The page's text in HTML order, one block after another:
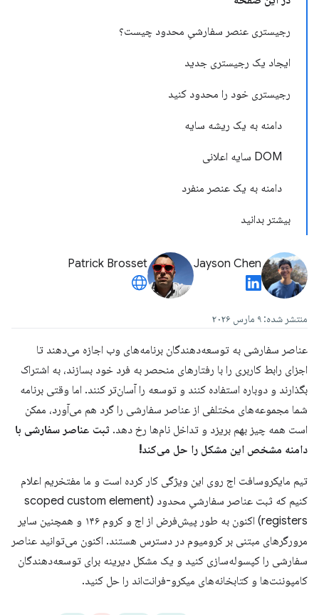
رجیستری عنصر سفارشیِ محدود چیست؟
ایجاد یک رجیستری جدید
رجیستری خود را محدود کنید
دامنه به یک ریشه سایه
DOM سایه اعلانی
دامنه به یک عنصر منفرد
بیشتر بدانید
Jayson Chen
Patrick Brosset
منتشر شده: ۹ مارس ۲۰۲۶
عناصر سفارشی به توسعه‌دهندگان برنامه‌های وب اجازه می‌دهند تا
اجزای رابط کاربری را با رفتارهای منحصر به فرد خود بسازند، به اشتراک
بگذارند و دوباره استفاده کنند و توسعه را آسان‌تر کنند. اما وقتی برنامه
شما مجموعه‌های مختلفی از عناصر سفارشی را گرد هم می‌آورد، ممکن
است همه چیز بهم بریزد و تداخل نام‌ها رخ دهد. ثبت عناصر سفارشی با
دامنه مشخص این مشکل را حل می‌کند!
تیم مایکروسافت اج روی این ویژگی کار کرده است و ما مفتخریم اعلام
کنیم که ثبت عناصر سفارشیِ محدود (scoped custom element
registers) اکنون به طور پیش‌فرض از اج و کروم ۱۴۶ و همچنین سایر
مرورگرهای مبتنی بر کرومیوم در دسترس هستند. اکنون می‌توانید عناصر
سفارشی را کپسوله‌سازی کنید و یک مشکل دیرینه برای توسعه‌دهندگان
کامپوننت‌ها و کتابخانه‌های میکرو-فرانت‌اند را حل کنید.